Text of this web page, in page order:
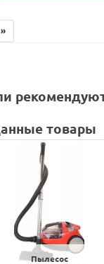
»
товары
Пылесос